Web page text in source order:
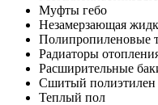
Муфты гебо
Незамерзающая
Полипропиленовые
Радиаторы
Расширительные
Сшитый полиэтилен
Теплый пол